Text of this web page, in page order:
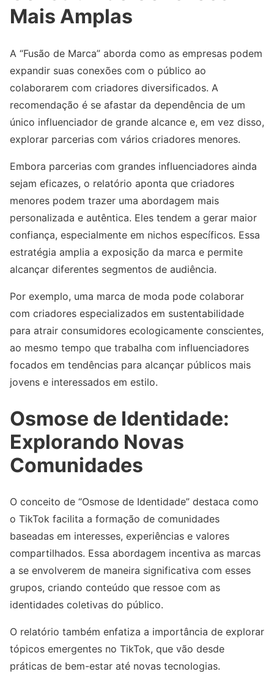
Mais Amplas
A “Fusão de Marca” aborda como as empresas podem
expandir suas conexões com o público ao
colaborarem com criadores diversificados. A
recomendação é se afastar da dependência de um
único influenciador de grande alcance e, em vez disso,
explorar parcerias com vários criadores menores.
Embora parcerias com grandes influenciadores ainda
sejam eficazes, o relatório aponta que criadores
menores podem trazer uma abordagem mais
personalizada e autêntica. Eles tendem a gerar maior
confiança, especialmente em nichos específicos. Essa
estratégia amplia a exposição da marca e permite
alcançar diferentes segmentos de audiência.
Por exemplo, uma marca de moda pode colaborar
com criadores especializados em sustentabilidade
para atrair consumidores ecologicamente conscientes,
ao mesmo tempo que trabalha com influenciadores
focados em tendências para alcançar públicos mais
jovens e interessados em estilo.
Osmose de Identidade:
Explorando Novas
Comunidades
O conceito de “Osmose de Identidade” destaca como
o TikTok facilita a formação de comunidades
baseadas em interesses, experiências e valores
compartilhados. Essa abordagem incentiva as marcas
a se envolverem de maneira significativa com esses
grupos, criando conteúdo que ressoe com as
identidades coletivas do público.
O relatório também enfatiza a importância de explorar
tópicos emergentes no TikTok, que vão desde
práticas de bem-estar até novas tecnologias.